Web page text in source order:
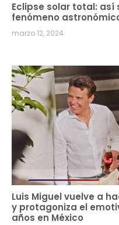
Eclipse solar total: así
fenómeno
marzo 12, 2024
Luis Miguel vuelve a
y protagoniza el
años en México